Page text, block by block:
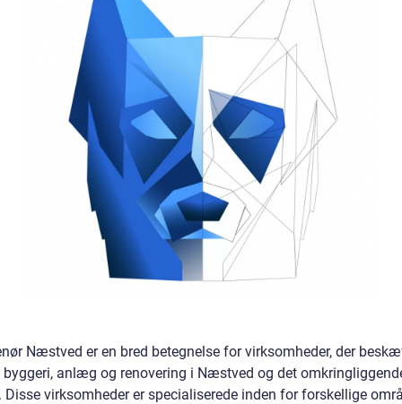
Næstved er en bred betegnelse for virksomheder, der
byggeri, anlæg og renovering i Næstved og det
Disse virksomheder er specialiserede inden for forskellige